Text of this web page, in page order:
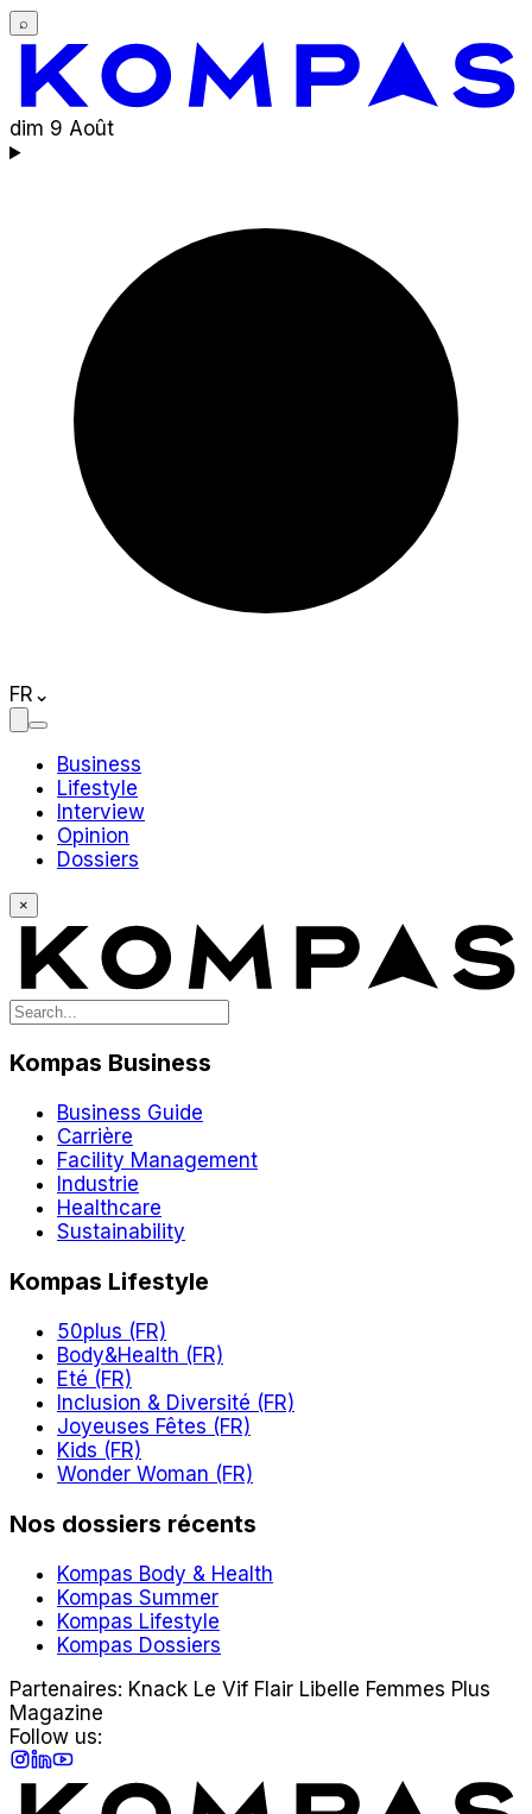
⌕
dim 9 Août
FR ⌄
Business
Lifestyle
Interview
Opinion
Dossiers
×
Kompas Business
Business Guide
Carrière
Facility Management
Industrie
Healthcare
Sustainability
Kompas Lifestyle
50plus (FR)
Body&Health (FR)
Eté (FR)
Inclusion & Diversité (FR)
Joyeuses Fêtes (FR)
Kids (FR)
Wonder Woman (FR)
Nos dossiers récents
Kompas Body & Health
Kompas Summer
Kompas Lifestyle
Kompas Dossiers
Partenaires: Knack Le Vif Flair Libelle Femmes Plus
Magazine
Follow us:
Instagram
LinkedIn
YouTube